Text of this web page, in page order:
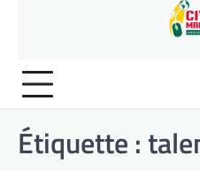
Étiquette :